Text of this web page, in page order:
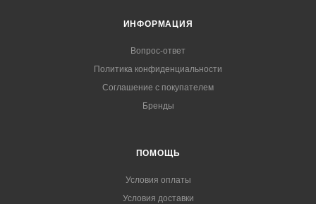
ИНФОРМАЦИЯ
Вопрос-ответ
Политика конфиденциальности
Соглашение с покупателем
Бренды
ПОМОЩЬ
Условия оплаты
Условия доставки